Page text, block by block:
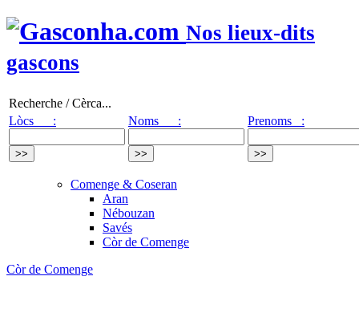
Nos lieux-dits
gascons
Recherche / Cèrca...
Lòcs :
Noms : Prenoms :
Comenge & Coseran
Aran
Nébouzan
Savés
Còr de Comenge
Còr de Comenge